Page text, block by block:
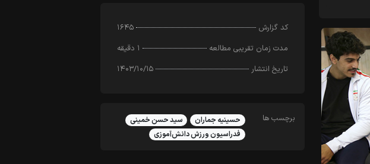
کد‌ گزارش
۱۶۴۵
مدت زمان تقریبی مطالعه
۱ دقیقه
تاریخ انتشار
۱۴۰۳/۱۰/۱۵
برچسب ها حسینیه جماران
سید حسن خمینی
فدراسیون ورزش دانش‌آموزی